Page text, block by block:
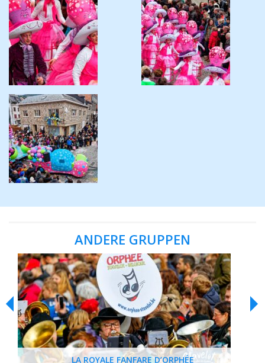
ANDERE GRUPPEN
LA ROYALE FANFARE D’ORPHÉE